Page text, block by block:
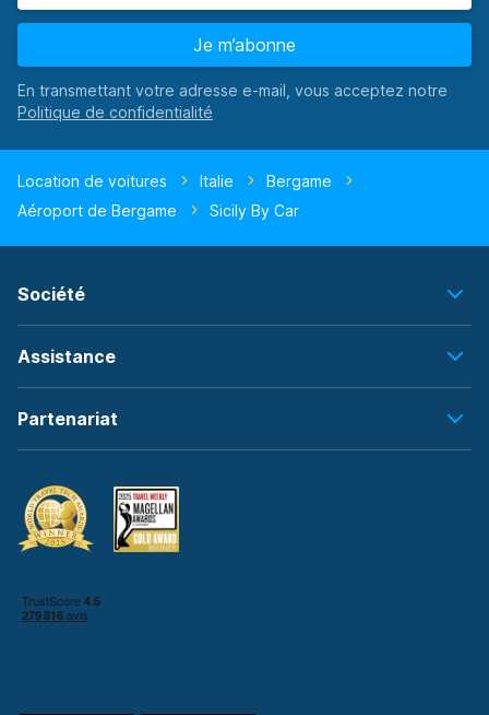
Je m’abonne
En transmettant votre adresse e-mail, vous acceptez notre
Location de voitures Italie
Bergame
Aéroport de Bergame
Sicily By Car
Société
Assistance
Partenariat